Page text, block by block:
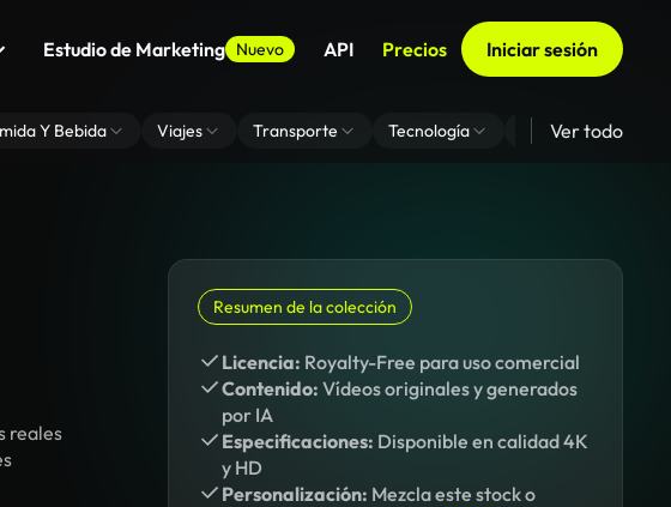
Estudio de Marketing Nuevo API Precios Iniciar sesión
Y Bebida Viajes Transporte Tecnología Zoom De Fondo
Ver todo
reales
Resumen de la colección
Licencia: Royalty-Free para uso comercial
Contenido: Vídeos originales y generados
por IA
Especificaciones: Disponible en calidad 4K
y HD
Personalización: Mezcla este stock o